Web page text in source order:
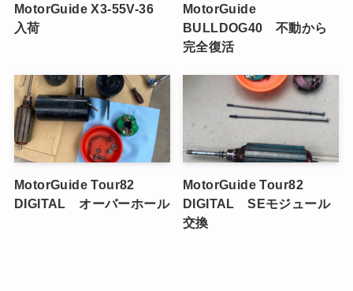
MotorGuide X3-55V-36
入荷
MotorGuide
BULLDOG40 不動から
完全復活
MotorGuide Tour82
DIGITAL オーバーホール
MotorGuide Tour82
DIGITAL SEモジュール
交換